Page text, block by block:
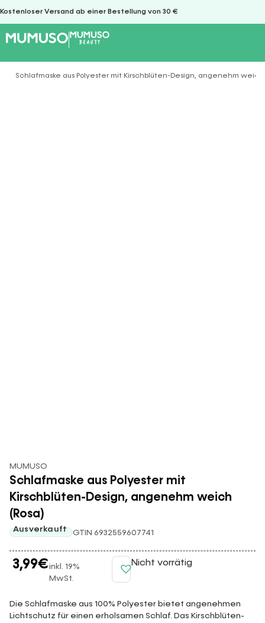
Kostenloser Versand ab einer Bestellung von 30 €
Sie befinden sich hier:
Schlafmaske aus Polyester mit Kirschblüten-Design, angenehm weich
MUMUSO
Schlafmaske aus Polyester mit
Kirschblüten-Design, angenehm weich
(Rosa)
Ausverkauft GTIN 6932559607741
3,99€inkl. 19%
MwSt.
Nicht vorrätig
Die Schlafmaske aus 100% Polyester bietet angenehmen
Lichtschutz für einen erholsamen Schlaf. Das Kirschblüten-